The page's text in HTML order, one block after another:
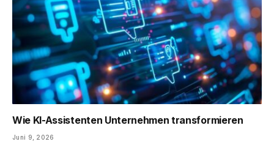
Wie KI-Assistenten Unternehmen transformieren
Juni 9, 2026